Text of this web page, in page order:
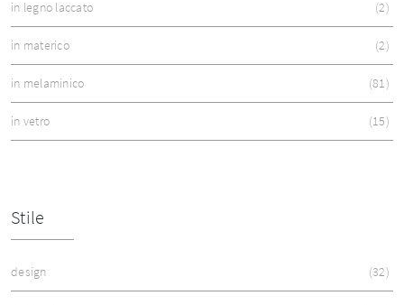
in legno laccato 2
in materico 2
in melaminico 81
in vetro 15
Stile
design 32